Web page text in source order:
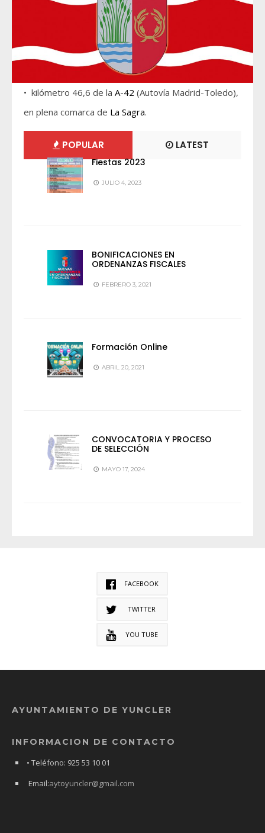
• kilómetro 46,6 de la A-42 (Autovía Madrid-Toledo),
en plena comarca de La Sagra.
POPULAR LATEST
Fiestas 2023
JULIO 4, 2023
BONIFICACIONES EN
ORDENANZAS FISCALES
FEBRERO 3, 2021
Formación Online
ABRIL 20, 2021
CONVOCATORIA Y PROCESO
DE SELECCIÓN
MAYO 17, 2024
FACEBOOK
TWITTER
YOU TUBE
AYUNTAMIENTO DE YUNCLER
INFORMACION DE CONTACTO
• Teléfono: 925 53 10 01
Email:aytoyuncler@gmail.com